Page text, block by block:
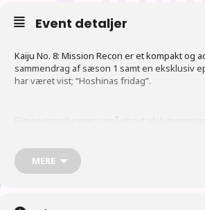
Event detaljer
Kaiju No. 8: Mission Recon er et kompakt og
sammendrag af sæson 1 samt en eksklusiv
har været vist; “Hoshinas fridag”.
Filmen introducerer også et nyt
Vi viser filmen i Øst for Paradis:
MERE